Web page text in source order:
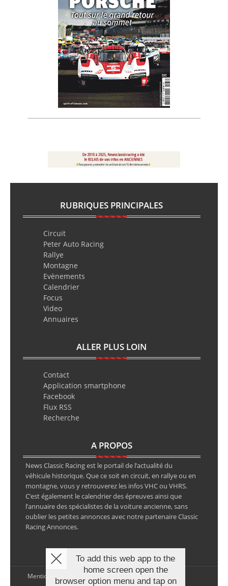
RUBRIQUES PRINCIPALES
Circuit
Peter Auto Racing
Rallye
Montagne
Evènements
Calendrier
Focus
Video
Annuaires
ALLER PLUS LOIN
Contact
Application smartphone
Facebook
Flux RSS
Recherche
A PROPOS
News Classic Racing est le portail de l’actualité du
véhicule historique. Que ce soit en circuit, en rallye ou en
montagne, vous y retrouverez les infos VHC ou VHRS.
C’est également le calendrier des épreuves ainsi que
l’annuaire des spécialistes de la voiture ancienne, sans
oublier les petites annonces avec notre partenaire Classic
Racing Annonces.
Mentions légales
To add this web app to the
home screen open the
browser option menu and tap on